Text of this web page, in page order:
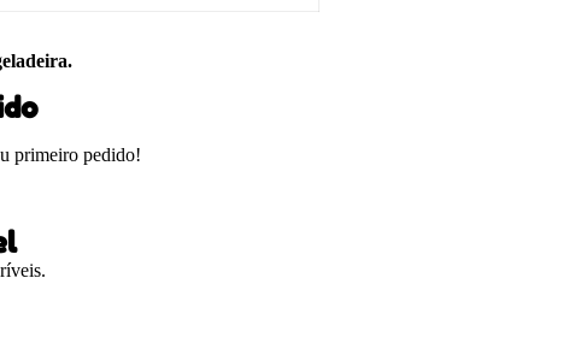
primeiro pedido!